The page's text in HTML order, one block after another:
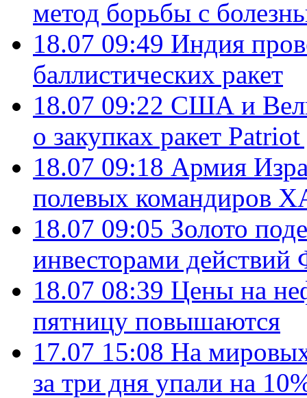
метод борьбы с
18.07 09:49 Индия
баллистических ракет
18.07 09:22 США и
о закупках ракет
18.07 09:18 Армия
полевых командиров
18.07 09:05 Золото
инвесторами
18.07 08:39 Цены на
пятницу повышаются
17.07 15:08 На
за три дня упали на